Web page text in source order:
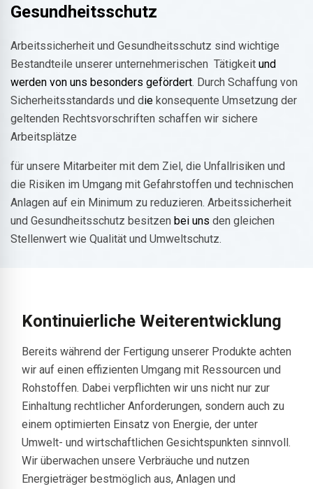
Gesundheitsschutz
Arbeitssicherheit und Gesundheitsschutz sind wichtige
Bestandteile unserer unternehmerischen Tätigkeit und
werden von uns besonders gefördert. Durch Schaffung von
Sicherheitsstandards und die konsequente Umsetzung der
geltenden Rechtsvorschriften schaffen wir sichere
Arbeitsplätze
für unsere Mitarbeiter mit dem Ziel, die Unfallrisiken und
die Risiken im Umgang mit Gefahrstoffen und technischen
Anlagen auf ein Minimum zu reduzieren. Arbeitssicherheit
und Gesundheitsschutz besitzen bei uns den gleichen
Stellenwert wie Qualität und Umweltschutz.
Kontinuierliche Weiterentwicklung
Bereits während der Fertigung unserer Produkte achten
wir auf einen effizienten Umgang mit Ressourcen und
Rohstoffen. Dabei verpflichten wir uns nicht nur zur
Einhaltung rechtlicher Anforderungen, sondern auch zu
einem optimierten Einsatz von Energie, der unter
Umwelt- und wirtschaftlichen Gesichtspunkten sinnvoll.
Wir überwachen unsere Verbräuche und nutzen
Energieträger bestmöglich aus, Anlagen und